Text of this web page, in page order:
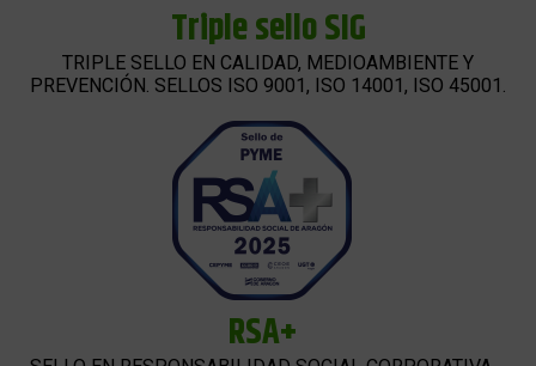
Triple sello SIG
TRIPLE SELLO EN CALIDAD, MEDIOAMBIENTE Y
PREVENCIÓN. SELLOS ISO 9001, ISO 14001, ISO 45001.
RSA+